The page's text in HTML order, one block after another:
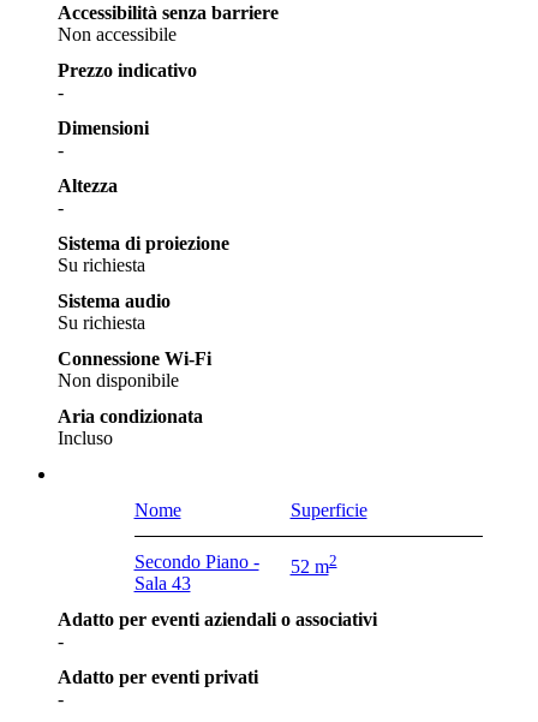
Accessibilità senza barriere
Non accessibile
Prezzo indicativo
-
Dimensioni
-
Altezza
-
Sistema di proiezione
Su richiesta
Sistema audio
Su richiesta
Connessione Wi-Fi
Non disponibile
Aria condizionata
Incluso
Nome Superficie
Secondo Piano -
Sala 43
52 m2
Adatto per eventi aziendali o associativi
-
Adatto per eventi privati
-